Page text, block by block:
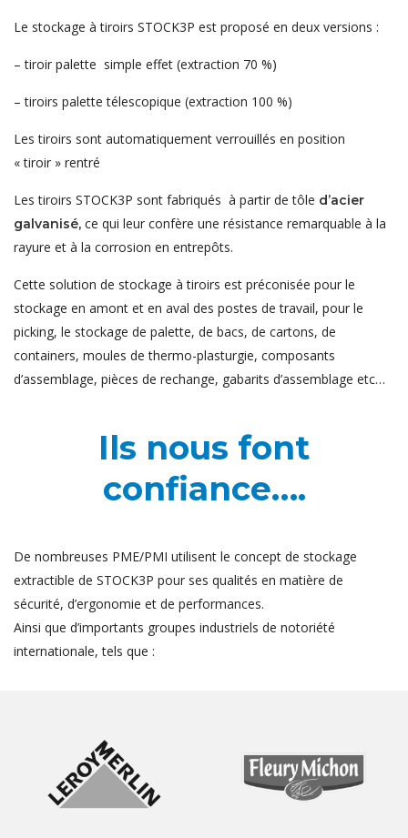
Le stockage à tiroirs STOCK3P est proposé en deux versions :
– tiroir palette simple effet (extraction 70 %)
– tiroirs palette télescopique (extraction 100 %)
Les tiroirs sont automatiquement verrouillés en position
« tiroir » rentré
Les tiroirs STOCK3P sont fabriqués à partir de tôle d’acier
galvanisé, ce qui leur confère une résistance remarquable à la
rayure et à la corrosion en entrepôts.
Cette solution de stockage à tiroirs est préconisée pour le
stockage en amont et en aval des postes de travail, pour le
picking, le stockage de palette, de bacs, de cartons, de
containers, moules de thermo-plasturgie, composants
d’assemblage, pièces de rechange, gabarits d’assemblage etc…
Ils nous font
confiance….
De nombreuses PME/PMI utilisent le concept de stockage
extractible de STOCK3P pour ses qualités en matière de
sécurité, d’ergonomie et de performances.
Ainsi que d’importants groupes industriels de notoriété
internationale, tels que :